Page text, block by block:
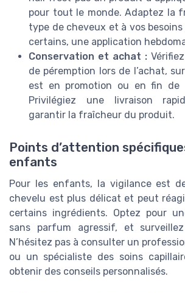
pour tout le monde. Adaptez la
type de cheveux et à vos
certains, une application
Conservation et achat :
de péremption lors de l’achat,
est en promotion ou en fin de
Privilégiez une livraison
garantir la fraîcheur du produit.
Points d’attention
enfants
Pour les enfants, la vigilance est
chevelu est plus délicat et peut
certains ingrédients. Optez pour
sans parfum agressif, et
N’hésitez pas à consulter un
ou un spécialiste des soins
obtenir des conseils personnalisés.